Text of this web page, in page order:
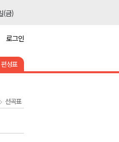
(금)
)
(금)
(금)
로그인
편성표
선곡표